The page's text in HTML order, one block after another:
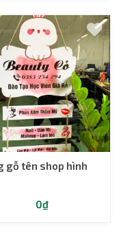
gỗ tên shop hình
0₫